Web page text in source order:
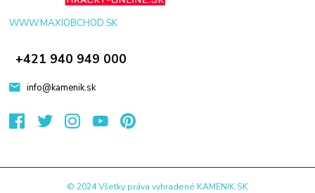
WWW.MAXIOBCHOD.SK
+421 940 949 000
info@kamenik.sk
© 2024 Všetky práva vyhradené KAMENIK.SK